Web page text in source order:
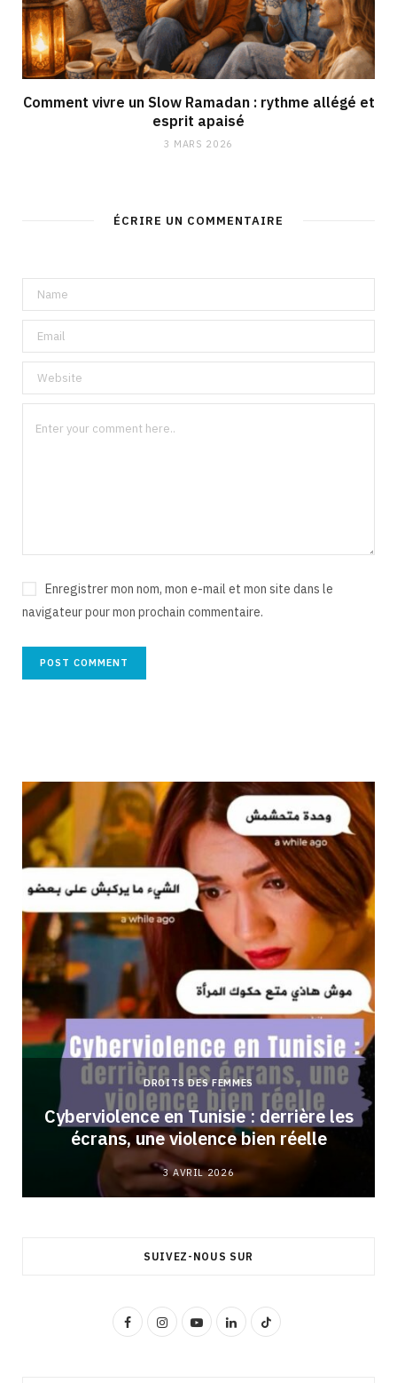
Comment vivre un Slow Ramadan : rythme allégé et
esprit apaisé
3 MARS 2026
ÉCRIRE UN COMMENTAIRE
Enregistrer mon nom, mon e-mail et mon site dans le
navigateur pour mon prochain commentaire.
DROITS DES FEMMES
Cyberviolence en Tunisie : derrière les
écrans, une violence bien réelle
3 AVRIL 2026
SUIVEZ-NOUS SUR
F
I
Y
L
T